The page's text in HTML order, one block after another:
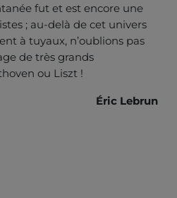
fut et est encore une
; au-delà de cet univers
à tuyaux, n’oublions pas
de très grands
ou Liszt !
Éric Lebrun